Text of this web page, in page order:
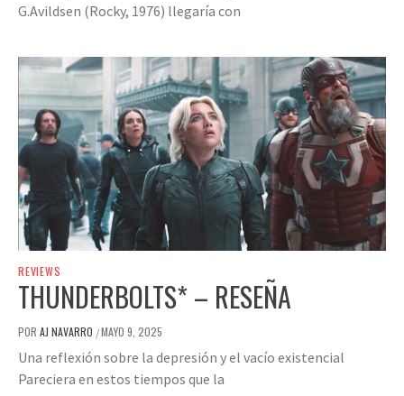
G.Avildsen (Rocky, 1976) llegaría con
REVIEWS
THUNDERBOLTS* – RESEÑA
POR AJ NAVARRO /MAYO 9, 2025
Una reflexión sobre la depresión y el vacío existencial
Pareciera en estos tiempos que la